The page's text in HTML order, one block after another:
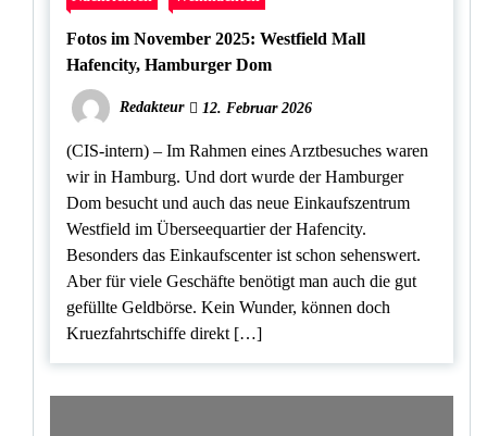
Fotos im November 2025: Westfield Mall
Hafencity, Hamburger Dom
Redakteur 12. Februar 2026
(CIS-intern) – Im Rahmen eines Arztbesuches waren
wir in Hamburg. Und dort wurde der Hamburger
Dom besucht und auch das neue Einkaufszentrum
Westfield im Überseequartier der Hafencity.
Besonders das Einkaufscenter ist schon sehenswert.
Aber für viele Geschäfte benötigt man auch die gut
gefüllte Geldbörse. Kein Wunder, können doch
Kruezfahrtschiffe direkt […]